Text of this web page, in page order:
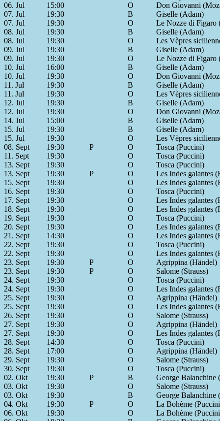
06. Jul
15:00 O
Don Giovanni
07. Jul
19:30 B
Giselle (Adam)
07. Jul
19:30 O
Le Nozze di Figaro
08. Jul
19:30 B
Giselle (Adam)
08. Jul
19:30 O
Les Vèpres
09. Jul
19:30 B
Giselle (Adam)
09. Jul
19:30 O
Le Nozze di Figaro
10. Jul
16:00 B
Giselle (Adam)
10. Jul
19:30 O
Don Giovanni
11. Jul
19:30 B
Giselle (Adam)
11. Jul
19:30 O
Les Vèpres
12. Jul
19:30 B
Giselle (Adam)
12. Jul
19:30 O
Don Giovanni
14. Jul
15:00 B
Giselle (Adam)
15. Jul
19:30 B
Giselle (Adam)
15. Jul
19:30 O
Les Vèpres
08. Sept
19:30 P O
Tosca (Puccini)
11. Sept
19:30 O
Tosca (Puccini)
13. Sept
19:30 O
Tosca (Puccini)
13. Sept
19:30 P O
Les Indes galantes
15. Sept
19:30 O
Les Indes galantes
16. Sept
19:30 O
Tosca (Puccini)
17. Sept
19:30 O
Les Indes galantes
18. Sept
19:30 O
Les Indes galantes
19. Sept
19:30 O
Tosca (Puccini)
20. Sept
19:30 O
Les Indes galantes
21. Sept
14:30 O
Les Indes galantes
22. Sept
19:30 O
Tosca (Puccini)
22. Sept
19:30 O
Les Indes galantes
23. Sept
19:30 P O
Agrippina (Händel)
23. Sept
19:30 P O
Salome (Strauss)
24. Sept
19:30 O
Tosca (Puccini)
24. Sept
19:30 O
Les Indes galantes
25. Sept
19:30 O
Agrippina (Händel)
25. Sept
19:30 O
Les Indes galantes
26. Sept
19:30 O
Salome (Strauss)
27. Sept
19:30 O
Agrippina (Händel)
27. Sept
19:30 O
Les Indes galantes
28. Sept
14:30 O
Tosca (Puccini)
28. Sept
17:00 O
Agrippina (Händel)
29. Sept
19:30 O
Salome (Strauss)
30. Sept
19:30 O
Tosca (Puccini)
02. Okt
19:30 P B
George Balanchine
03. Okt
19:30 O
Salome (Strauss)
03. Okt
19:30 B
George Balanchine
04. Okt
19:30 P O
La Bohème
06. Okt
19:30 O
La Bohème